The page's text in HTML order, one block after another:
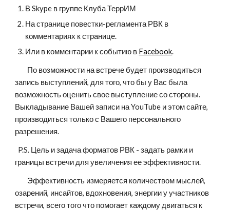
В Skype в группе Клуба ТеррИМ
На странице повестки-регламента РВК в
комментариях к странице.
Или в комментарии к событию в Facebook.
запись выступлений, для того, что бы у Вас была
возможность оценить свое выступление со стороны.
Выкладывание Вашей записи на YouTube и этом сайте,
производиться только с Вашего персонального
разрешения.
границы встречи для увеличения ее эффективности.
озарений, инсайтов, вдохновения, энергии у участников
встречи, всего того что помогает каждому двигаться к